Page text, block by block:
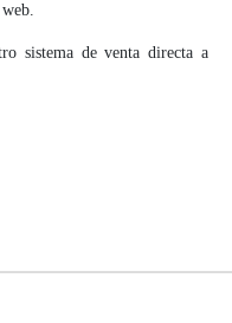
sistema de venta directa a